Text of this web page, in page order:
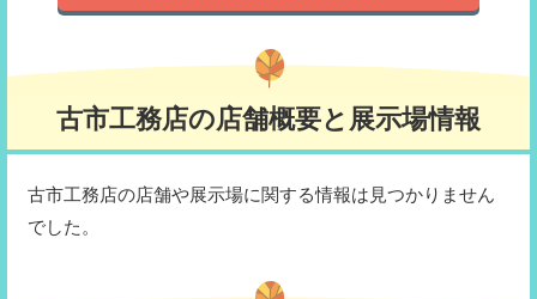
古市工務店の店舗概要と展示場情報
古市工務店の店舗や展示場に関する情報は見つかりません
でした。